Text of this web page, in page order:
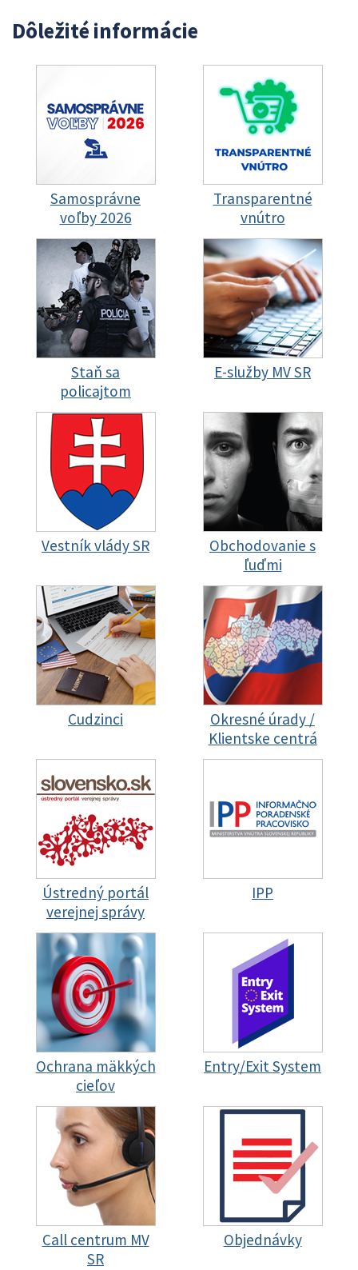
Dôležité informácie
Samosprávne
voľby 2026
Transparentné
vnútro
Staň sa
policajtom
E-služby MV SR
Vestník vlády SR
Obchodovanie s
ľuďmi
Cudzinci
Okresné úrady /
Klientske centrá
Ústredný portál
verejnej správy
IPP
Ochrana mäkkých
cieľov
Entry/Exit System
Call centrum MV
SR
Objednávky